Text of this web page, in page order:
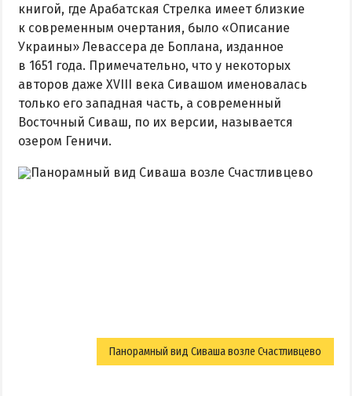
книгой, где Арабатская Стрелка имеет близкие
к современным очертания, было «Описание
Украины» Левассера де Боплана, изданное
в 1651 года. Примечательно, что у некоторых
авторов даже XVIII века Сивашом именовалась
только его западная часть, а современный
Восточный Сиваш, по их версии, называется
озером Геничи.
Панорамный вид Сиваша возле Счастливцево